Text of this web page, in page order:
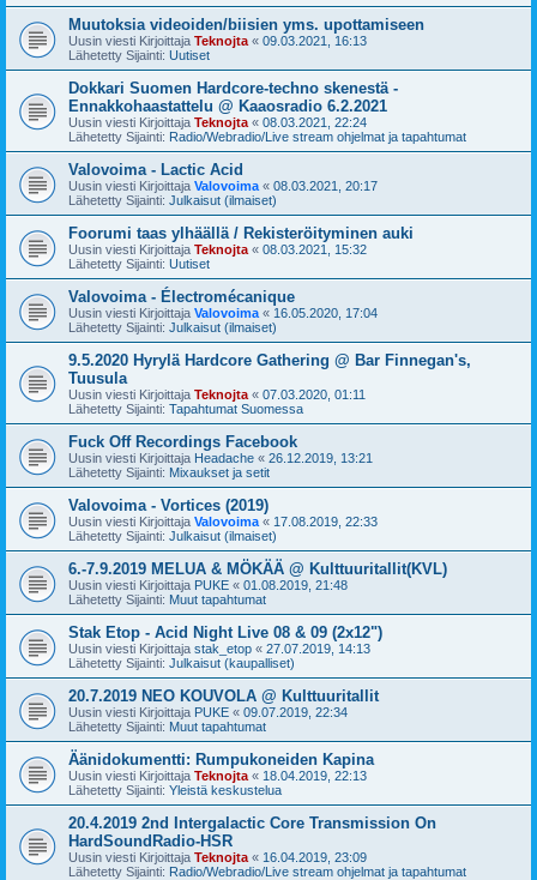
Muutoksia videoiden/biisien yms. upottamiseen
Uusin viesti Kirjoittaja Teknojta « 09.03.2021, 16:13
Lähetetty Sijainti: Uutiset
Dokkari Suomen Hardcore-techno skenestä -
Ennakkohaastattelu @ Kaaosradio 6.2.2021
Uusin viesti Kirjoittaja Teknojta « 08.03.2021, 22:24
Lähetetty Sijainti: Radio/Webradio/Live stream ohjelmat ja tapahtumat
Valovoima - Lactic Acid
Uusin viesti Kirjoittaja Valovoima « 08.03.2021, 20:17
Lähetetty Sijainti: Julkaisut (ilmaiset)
Foorumi taas ylhäällä / Rekisteröityminen auki
Uusin viesti Kirjoittaja Teknojta « 08.03.2021, 15:32
Lähetetty Sijainti: Uutiset
Valovoima - Électromécanique
Uusin viesti Kirjoittaja Valovoima « 16.05.2020, 17:04
Lähetetty Sijainti: Julkaisut (ilmaiset)
9.5.2020 Hyrylä Hardcore Gathering @ Bar Finnegan's,
Tuusula
Uusin viesti Kirjoittaja Teknojta « 07.03.2020, 01:11
Lähetetty Sijainti: Tapahtumat Suomessa
Fuck Off Recordings Facebook
Uusin viesti Kirjoittaja Headache « 26.12.2019, 13:21
Lähetetty Sijainti: Mixaukset ja setit
Valovoima - Vortices (2019)
Uusin viesti Kirjoittaja Valovoima « 17.08.2019, 22:33
Lähetetty Sijainti: Julkaisut (ilmaiset)
6.-7.9.2019 MELUA & MÖKÄÄ @ Kulttuuritallit(KVL)
Uusin viesti Kirjoittaja PUKE « 01.08.2019, 21:48
Lähetetty Sijainti: Muut tapahtumat
Stak Etop - Acid Night Live 08 & 09 (2x12")
Uusin viesti Kirjoittaja stak_etop « 27.07.2019, 14:13
Lähetetty Sijainti: Julkaisut (kaupalliset)
20.7.2019 NEO KOUVOLA @ Kulttuuritallit
Uusin viesti Kirjoittaja PUKE « 09.07.2019, 22:34
Lähetetty Sijainti: Muut tapahtumat
Äänidokumentti: Rumpukoneiden Kapina
Uusin viesti Kirjoittaja Teknojta « 18.04.2019, 22:13
Lähetetty Sijainti: Yleistä keskustelua
20.4.2019 2nd Intergalactic Core Transmission On
HardSoundRadio-HSR
Uusin viesti Kirjoittaja Teknojta « 16.04.2019, 23:09
Lähetetty Sijainti: Radio/Webradio/Live stream ohjelmat ja tapahtumat